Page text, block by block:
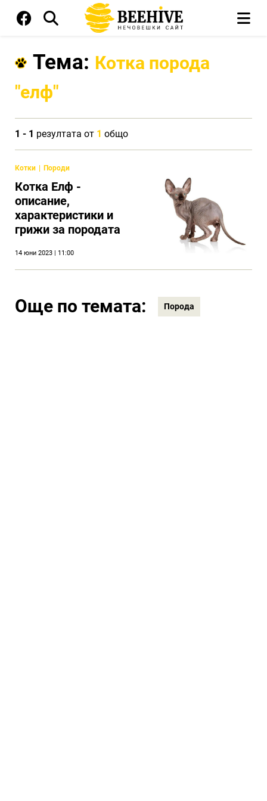
Тема: Котка порода
"елф"
1 - 1 резултата от 1 общо
Котки Породи
Котка Елф -
описание,
характеристики и
грижи за породата
14 юни 2023 | 11:00
Още по темата: Порода